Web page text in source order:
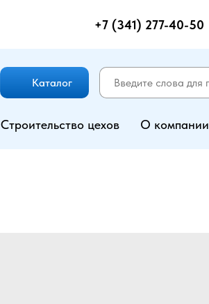
+7 (341) 277-40-50
Каталог
Строительство цехов О компании